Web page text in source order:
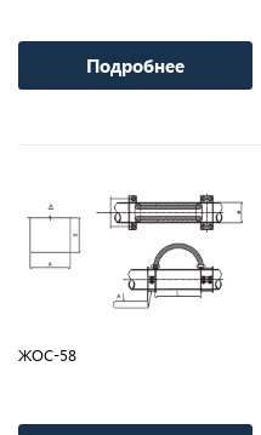
Подробнее
ЖОС-58